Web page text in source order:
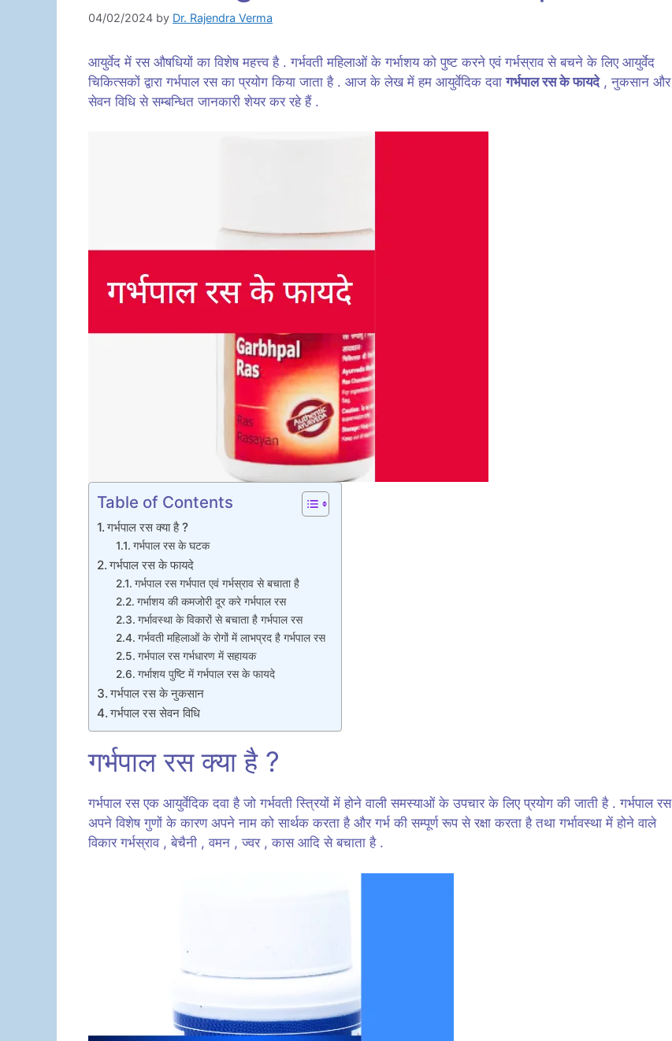
04/02/2024 by Dr. Rajendra Verma
आयुर्वेद में रस औषधियों का विशेष महत्त्व है . गर्भवती महिलाओं के गर्भाशय को पुष्ट करने एवं गर्भस्राव से बचने के लिए आयुर्वेद
चिकित्सकों द्वारा गर्भपाल रस का प्रयोग किया जाता है . आज के लेख में हम आयुर्वेदिक दवागर्भपाल रस के फायदे, नुकसान और
सेवन विधि से सम्बन्धित जानकारी शेयर कर रहे हैं .
Table of Contents
गर्भपाल रस क्या है ?
गर्भपाल रस के घटक
गर्भपाल रस के फायदे
गर्भपाल रस गर्भपात एवं गर्भस्राव से बचाता है
गर्भाशय की कमजोरी दूर करे गर्भपाल रस
गर्भावस्था के विकारों से बचाता है गर्भपाल रस
गर्भवती महिलाओं के रोगों में लाभप्रद है गर्भपाल रस
गर्भपाल रस गर्भधारण में सहायक
गर्भाशय पुष्टि में गर्भपाल रस के फायदे
गर्भपाल रस के नुकसान
गर्भपाल रस सेवन विधि
गर्भपाल रस क्या है ?
गर्भपाल रस एक आयुर्वेदिक दवा है जो गर्भवती स्त्रियों में होने वाली समस्याओं के उपचार के लिए प्रयोग की जाती है . गर्भपाल रस
अपने विशेष गुणों के कारण अपने नाम को सार्थक करता है और गर्भ की सम्पूर्ण रूप से रक्षा करता है तथा गर्भावस्था में होने वाले
विकार गर्भस्राव , बेचैनी , वमन , ज्वर , कास आदि से बचाता है .